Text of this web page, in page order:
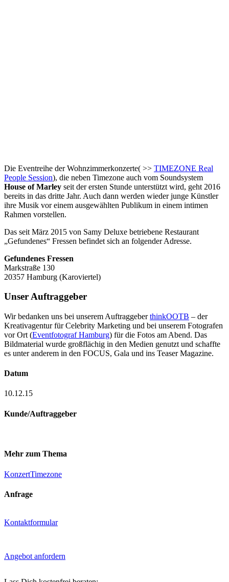
Die Eventreihe der Wohnzimmerkonzerte( >> TIMEZONE Real
People Session), die neben Timezone auch vom Soundsystem
House of Marley seit der ersten Stunde unterstützt wird, geht 2016
bereits in das dritte Jahr. Auch dann werden wieder junge Künstler
ihre Musik vor einem ausgewählten Publikum in einem intimen
Rahmen vorstellen.
Das seit März 2015 von Samy Deluxe betriebene Restaurant
„Gefundenes“ Fressen befindet sich an folgender Adresse.
Gefundenes Fressen
Markstraße 130
20357 Hamburg (Karoviertel)
Unser Auftraggeber
Wir bedanken uns bei unserem AuftraggeberthinkOOTB – der
Kreativagentur für Celebrity Marketing und bei unserem Fotografen
vor Ort (Eventfotograf Hamburg) für die Fotos am Abend. Das
Bildmaterial wurde großflächig in den Medien genutzt und schaffte
es unter anderem in den FOCUS, Gala und ins Teaser Magazine.
Datum
10.12.15
Kunde/Auftraggeber
Mehr zum Thema
KonzertTimezone
Anfrage
Kontaktformular
Angebot anfordern